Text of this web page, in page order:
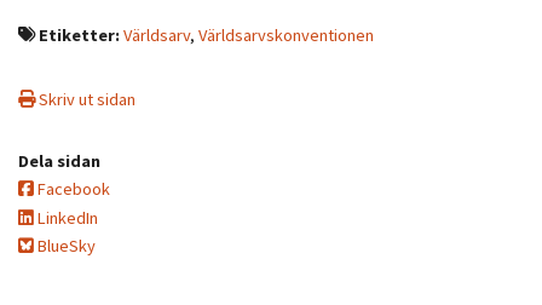
Etiketter:Världsarv, Världsarvskonventionen
Skriv ut sidan
Dela sidan
Facebook
LinkedIn
BlueSky